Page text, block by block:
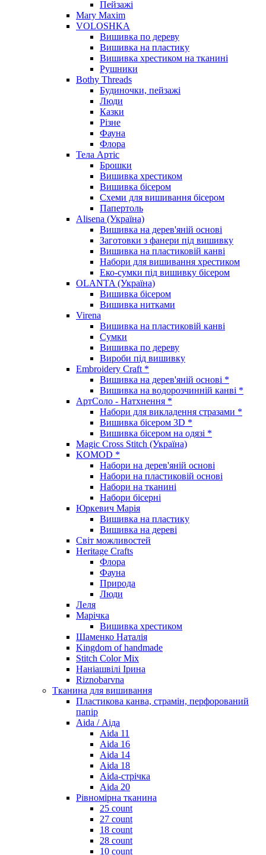
Пейзажі
Mary Maxim
VOLOSHKA
Вишивка по дереву
Вишивка на пластику
Вишивка хрестиком на тканині
Рушники
Bothy Threads
Будиночки, пейзажі
Люди
Казки
Різне
Фауна
Флора
Тела Артіс
Брошки
Вишивка хрестиком
Вишивка бісером
Схеми для вишивання бісером
Папертоль
Alisena (Україна)
Вишивка на дерев'яній основі
Заготовки з фанери під вишивку
Вишивка на пластиковій канві
Набори для вишивання хрестиком
Еко-сумки під вишивку бісером
OLANTA (Україна)
Вишивка бісером
Вишивка нитками
Virena
Вишивка на пластиковій канві
Сумки
Вишивка по дереву
Вироби під вишивку
Embroidery Craft *
Вишивка на дерев'яній основі *
Вишивка на водорозчинній канві *
АртСоло - Натхнення *
Набори для викладення стразами *
Вишивка бісером 3D *
Вишивка бісером на одязі *
Magic Cross Stitch (Україна)
KOMOD *
Набори на дерев'яній основі
Набори на пластиковій основі
Набори на тканині
Набори бісерні
Юркевич Марія
Вишивка на пластику
Вишивка на дереві
Світ можливостей
Heritage Crafts
Флора
Фауна
Природа
Люди
Леля
Марічка
Вишивка хрестиком
Шаменко Наталія
Kingdom of handmade
Stitch Color Mix
Наніашвілі Ірина
Riznobarvna
Тканина для вишивання
Пластикова канва, страмін, перфорований
папір
Aida / Аіда
Aida 11
Aida 16
Aida 14
Aida 18
Aida-стрічка
Aida 20
Рівномірна тканина
25 count
27 count
18 count
28 count
10 count